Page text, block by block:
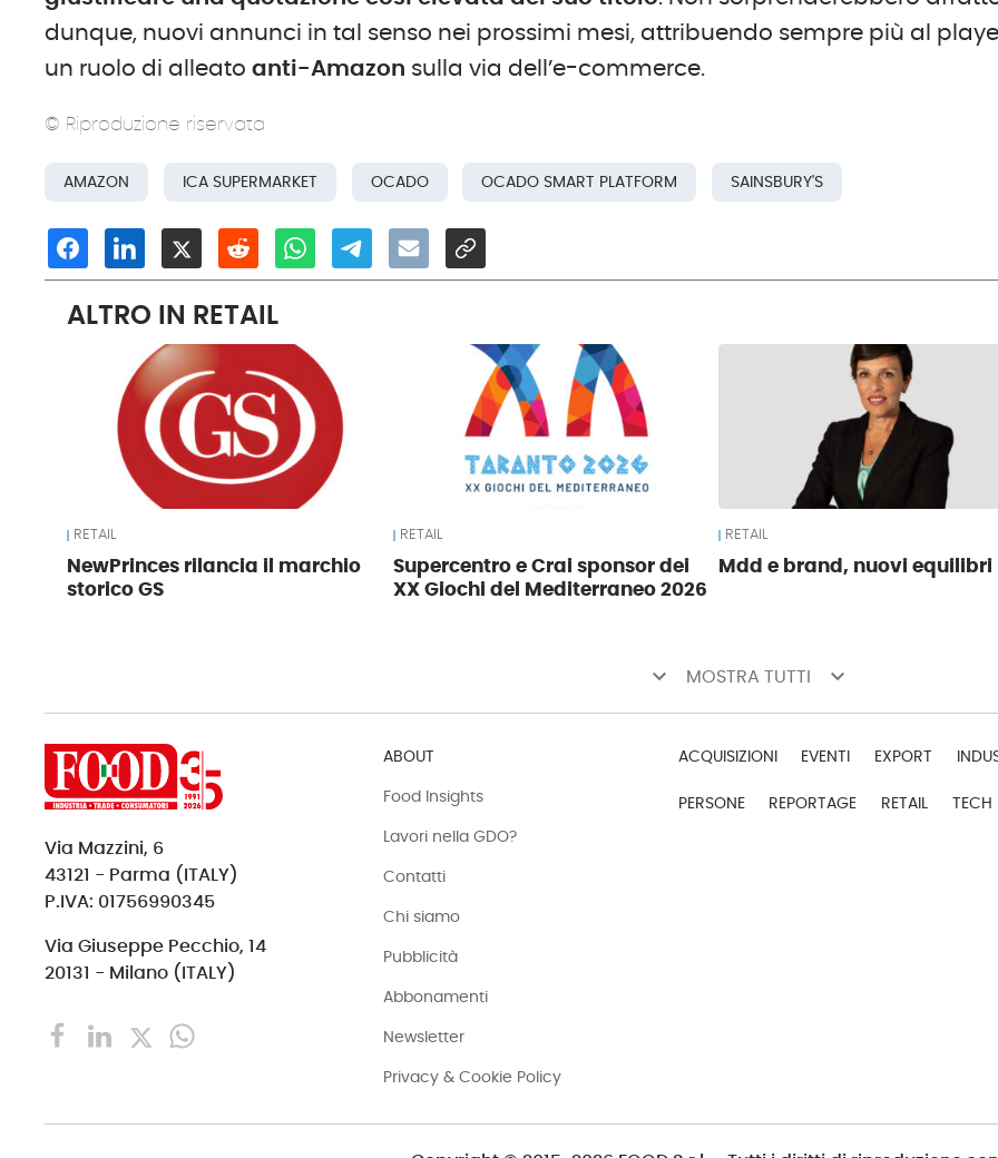
dunque, nuovi annunci in tal senso nei prossimi mesi, attribuendo sempre più al
un ruolo di alleatoanti-Amazon sulla via dell’e-commerce.
© Riproduzione riservata
AMAZON ICA SUPERMARKET OCADO OCADO SMART PLATFORM SAINSBURY'S
ALTRO IN RETAIL
RETAIL
NewPrinces rilancia il marchio
storico GS
RETAIL
Supercentro e Crai sponsor dei
XX Giochi del Mediterraneo 2026
RETAIL
Mdd e brand, nuovi equilibri
keyboard_arrow_down MOSTRA TUTTI keyboard_arrow_down
Via Mazzini, 6
43121 - Parma (ITALY)
P.IVA: 01756990345
Via Giuseppe Pecchio, 14
20131 - Milano (ITALY)
ABOUT
Food Insights
Lavori nella GDO?
Contatti
Chi siamo
Pubblicità
Abbonamenti
Newsletter
Privacy & Cookie Policy
ACQUISIZIONI EVENTI EXPORT
PERSONE REPORTAGE RETAIL TECH